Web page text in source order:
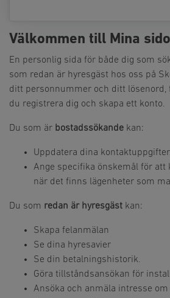
Välkommen till Mina
En personlig sida för både dig som
som redan är hyresgäst hos oss på
ditt personnummer och ditt lösenord,
du registrera dig och skapa ett konto.
Du som är bostadssökande kan:
Uppdatera dina
Ange specifika önskemål för
när det finns lägenheter som
Du som redan är hyresgäst kan:
Skapa felanmälan
Se dina hyresavier
Se din betalningshistorik.
Göra tillståndsansökan för
Ansöka och anmäla intresse